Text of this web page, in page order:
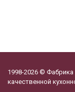
1998-2026 ©
качественной